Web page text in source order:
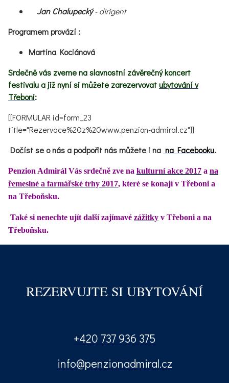
Jan Chalupecký- dirigent
Programem provází :
Martina Kociánová
Srdečně vás zveme na slavnostní závěrečný koncert
festivalu a již nyní si můžete zarezervovatubytování v
Třeboni:
[[FORMULAR id=form_23
title="Rezervace%20z%20www.penzion-admiral.cz"]]
Dočíst se o nás a podpořit nás můžete i na na Facebooku.
Penzion Admirál Vás srdečně zve na kulturní akce 2017 a na
řemeslné a farmářské trhy 2017, které se konají v Třeboni a
na Třeboňsku.
Také si nenechte ujít další zajímavé zážitky v Třeboni a na
Třeboňsku.
REZERVUJTE SI UBYTOVÁNÍ
+420 737 936 375
info@penzionadmiral.cz